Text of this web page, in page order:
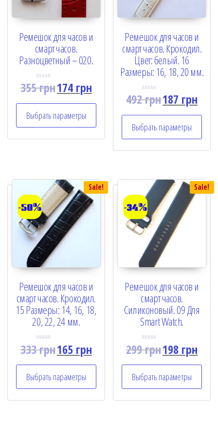
Ремешок для часов и
смарт часов.
Разноцветный – 020.
R
a
d
0
o
u
355грн174грн
Выбрать параметры
Ремешок для часов и
смарт часов. Крокодил.
Цвет: белый. 16
Размеры: 16, 18, 20 мм.
R
d
0
o
u
5
492грн187 грн
Выбрать параметры
Sale!
-50%
Ремешок для часов и
смарт часов. Крокодил.
15 Размеры: 14, 16, 18,
20, 22, 24 мм.
R
a
d
0
o
u
333грн165грн
Выбрать параметры
Sale!
-34%
Ремешок для часов и
смарт часов.
Силиконовый. 09 Для
Smart Watch.
R
d
0
o
u
299грн198 грн
Выбрать параметры